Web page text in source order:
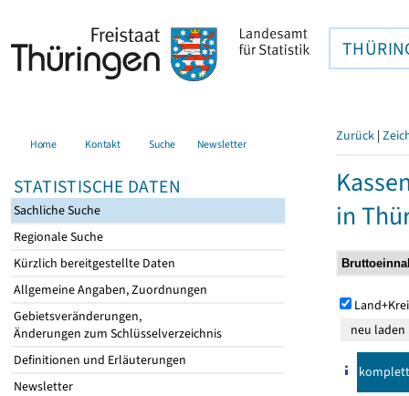
Home Kontakt Suche Newsletter
STATISTISCHE DATEN
Sachliche Suche
Regionale Suche
Kürzlich bereitgestellte Daten
Allgemeine Angaben, Zuordnungen
Gebietsveränderungen,
Änderungen zum Schlüsselverzeichnis
Definitionen und Erläuterungen
Newsletter
Zurück |
in
komplett